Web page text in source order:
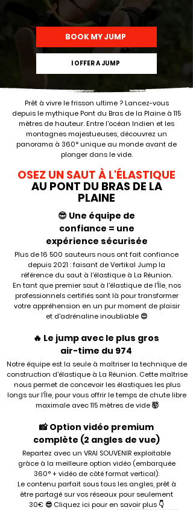
BOOK MY JUMP
I OFFER A JUMP
Prêt à vivre le frisson ultime ? Lancez-vous
depuis le mythique Pont du Bras de la Plaine à 115
mètres de hauteur. Entre l'océan Indien et les
montagnes majestueuses, découvrez un
panorama à 360° unique au monde avant de
plonger dans le vide.
OSEZ UN SAUT À L'ÉLASTIQUE
AU PONT DU BRAS DE LA
PLAINE
😎 Une équipe de
confiance = une
expérience sécurisée
Plus de 16 500 sauteurs nous ont fait confiance
depuis 2021 : faisant de Vertikal Jump la
référence du saut à l'élastique à La Réunion.
En tant que premier saut à l'élastique de l'Île, nos
professionnels certifiés sont là pour transformer
votre appréhension en un pur moment de plaisir
et d'adrénaline inoubliable 😍
🔥 Le jump avec le plus gros
air-time du 974
Notre équipe est la seule à maîtriser la technique de
construction d'élastique à La Réunion. Cette maîtrise
nous permet de concevoir les élastiques les plus
longs sur l'Île, pour vous offrir le temps de chute libre
maximale avec 115 mètres de vide 🤯
📸 Option vidéo premium
complète (2 angles de vue)
Repartez avec un VRAI SOUVENIR exploitable
grâce à la meilleure option vidéo (embarquée
360° + vidéo de côté format vertical).
Le contenu parfait sous tous les angles, prêt à
être partagé sur vos réseaux pour seulement
30€ 😎 Cliquez ici pour en savoir plus 👇